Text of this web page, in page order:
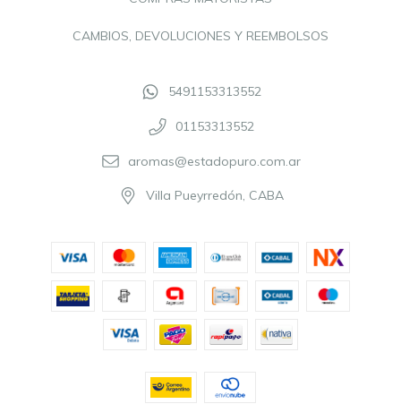
CAMBIOS, DEVOLUCIONES Y REEMBOLSOS
5491153313552
01153313552
aromas@estadopuro.com.ar
Villa Pueyrredón, CABA